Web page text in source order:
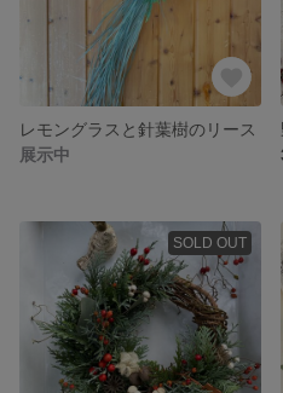
レモングラスと針葉樹のリース
展示中
SOLD OUT